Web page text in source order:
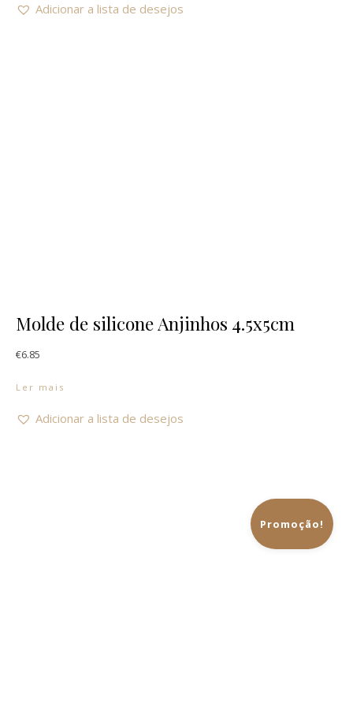
Adicionar a lista de desejos
Molde de silicone Anjinhos 4.5x5cm
€6.85
Ler mais
Adicionar a lista de desejos
Promoção!